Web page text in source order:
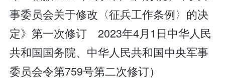
事委员会关于修改〈征兵工作条例〉的决
定》第一次修订 2023年4月1日中华人民
共和国国务院、中华人民共和国中央军事
委员会令第759号第二次修订）